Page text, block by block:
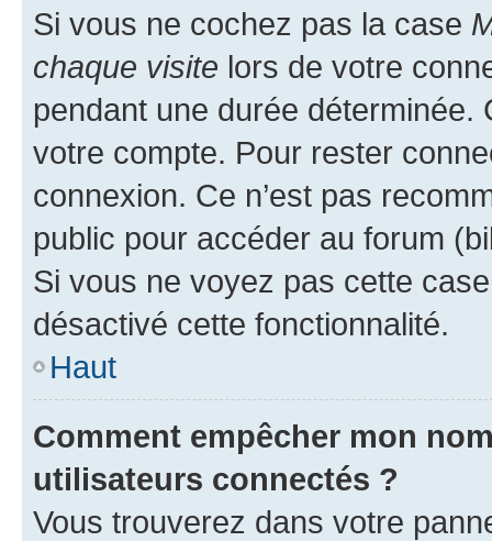
Si vous ne cochez pas la case
chaque visite lors de votre
pendant une durée déterminée.
votre compte. Pour rester
connexion. Ce n’est pas
public pour accéder au forum
Si vous ne voyez pas cette
désactivé cette fonctionnalité.
Haut
Comment empêcher mon
utilisateurs connectés ?
Vous trouverez dans votre